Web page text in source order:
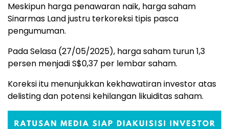
Meskipun harga penawaran naik, harga saham
Sinarmas Land justru terkoreksi tipis pasca
pengumuman.
Pada Selasa (27/05/2025), harga saham turun 1,3
persen menjadi S$0,37 per lembar saham.
Koreksi itu menunjukkan kekhawatiran investor atas
delisting dan potensi kehilangan likuiditas saham.